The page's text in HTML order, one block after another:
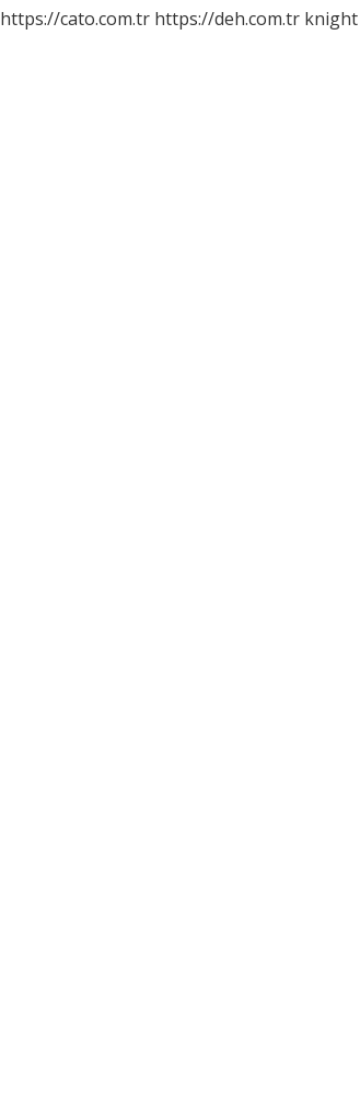
https://cato.com.tr https://deh.com.tr